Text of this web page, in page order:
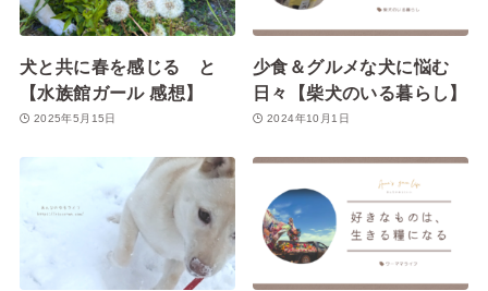
犬と共に春を感じる と
【水族館ガール 感想】
2025年5月15日
少食＆グルメな犬に悩む
日々【柴犬のいる暮らし】
2024年10月1日